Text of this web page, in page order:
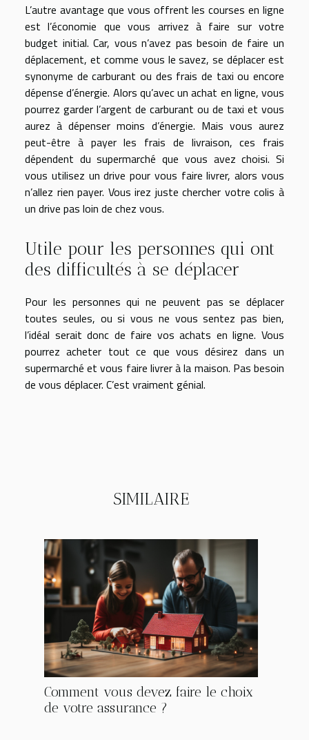
L’autre avantage que vous offrent les courses en ligne
est l’économie que vous arrivez à faire sur votre
budget initial. Car, vous n’avez pas besoin de faire un
déplacement, et comme vous le savez, se déplacer est
synonyme de carburant ou des frais de taxi ou encore
dépense d’énergie. Alors qu’avec un achat en ligne, vous
pourrez garder l’argent de carburant ou de taxi et vous
aurez à dépenser moins d’énergie. Mais vous aurez
peut-être à payer les frais de livraison, ces frais
dépendent du supermarché que vous avez choisi. Si
vous utilisez un drive pour vous faire livrer, alors vous
n’allez rien payer. Vous irez juste chercher votre colis à
un drive pas loin de chez vous.
Utile pour les personnes qui ont
des difficultés à se déplacer
Pour les personnes qui ne peuvent pas se déplacer
toutes seules, ou si vous ne vous sentez pas bien,
l’idéal serait donc de faire vos achats en ligne. Vous
pourrez acheter tout ce que vous désirez dans un
supermarché et vous faire livrer à la maison. Pas besoin
de vous déplacer. C’est vraiment génial.
SIMILAIRE
Comment vous devez faire le choix
de votre assurance ?